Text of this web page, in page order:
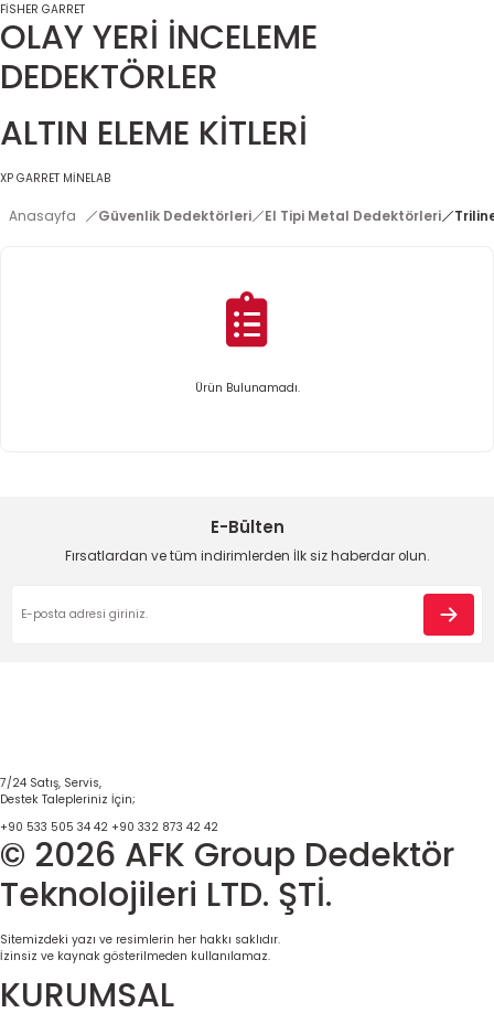
FİSHER GARRET
OLAY YERİ İNCELEME
DEDEKTÖRLER
ALTIN ELEME KİTLERİ
XP GARRET MİNELAB
Anasayfa Güvenlik Dedektörleri El Tipi Metal Dedektörleri
Ürün Bulunamadı.
E-Bülten
Fırsatlardan ve tüm indirimlerden İlk siz haberdar olun.
7/24 Satış, Servis,
Destek Talepleriniz İçin;
+90 533 505 34 42 +90 332 873 42 42
© 2026 AFK Group Dedektör
Teknolojileri LTD. ŞTİ.
Sitemizdeki yazı ve resimlerin her hakkı saklıdır.
İzinsiz ve kaynak gösterilmeden kullanılamaz.
KURUMSAL